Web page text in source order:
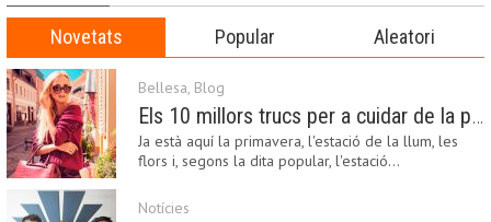
Novetats Popular Aleatori
Bellesa, Blog
Els 10 millors trucs per a cuidar de la pell a la primavera
Ja està aquí la primavera, l'estació de la llum, les
flors i, segons la dita popular, l'estació…
Notícies